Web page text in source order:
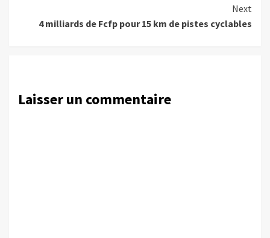
Next
4 milliards de Fcfp pour 15 km de pistes cyclables
Laisser un commentaire